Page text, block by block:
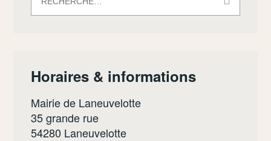
Horaires & informations
Mairie de Laneuvelotte
35 grande rue
54280 Laneuvelotte